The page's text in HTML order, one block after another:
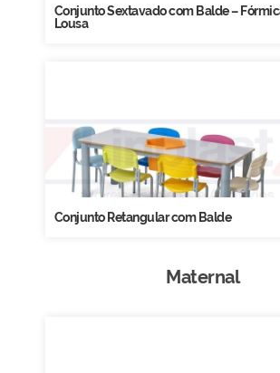
Conjunto Sextavado com Balde –
Lousa
Conjunto Retangular com Balde
Maternal